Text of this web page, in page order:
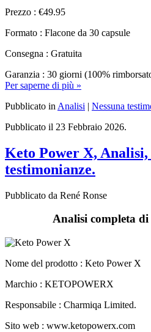
Formato : Flacone da 30 capsule
Consegna : Gratuita
Garanzia : 30 giorni (100%
Pubblicato inAnalisi
Pubblicato il 23 Febbraio 2026.
Keto Power X, Analisi,
testimonianze.
Pubblicato da René Ronse
Analisi completa di
Nome del prodotto :
Marchio : KETOPOWERX
Responsabile : Charmiqa Limited.
Sito web : www.ketopowerx.com
Lingua : Italiano